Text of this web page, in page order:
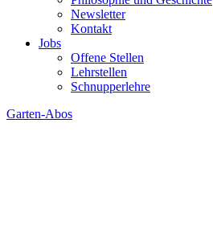
Newsletter
Kontakt
Jobs
Offene Stellen
Lehrstellen
Schnupperlehre
Garten-Abos